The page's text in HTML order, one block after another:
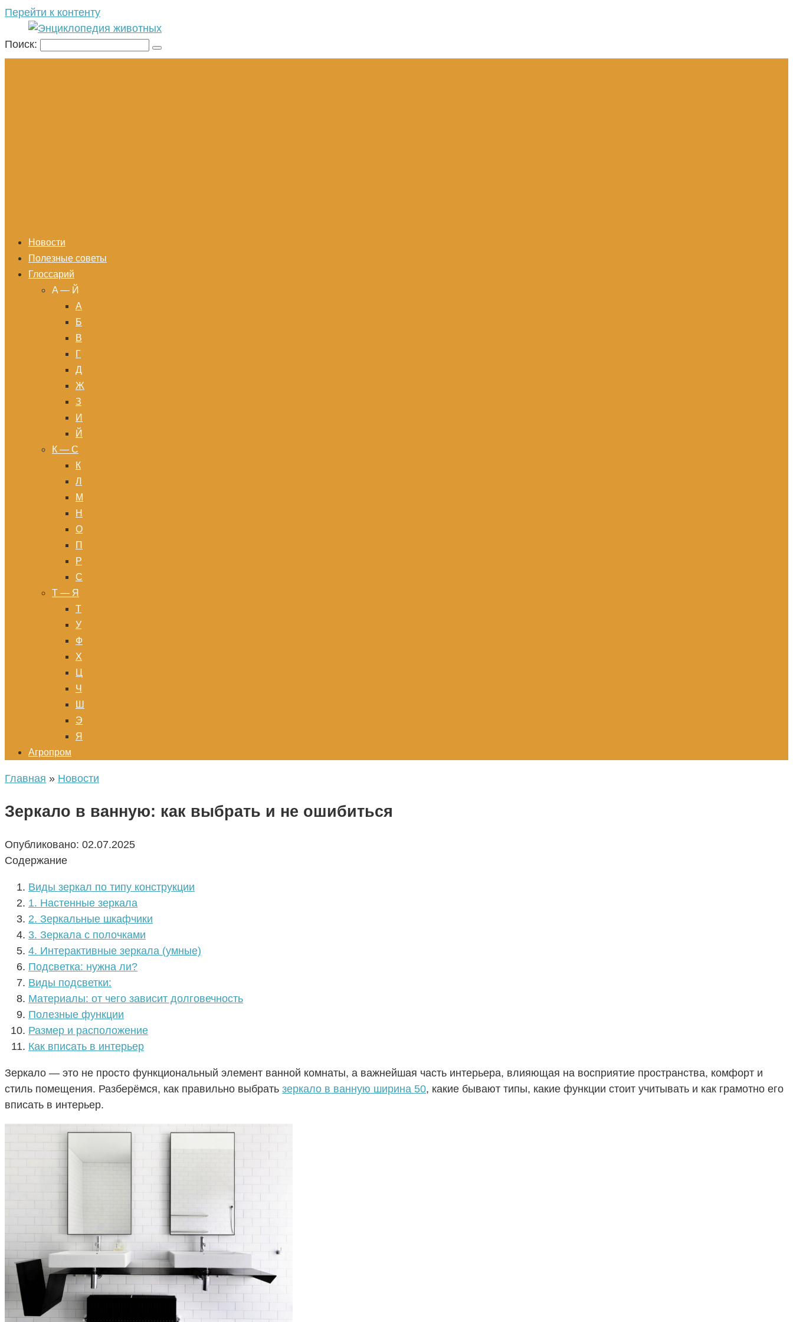
Перейти к контенту
Поиск:
Новости
Полезные советы
Глоссарий
A — Й
А
Б
В
Г
Д
Ж
З
И
Й
К — С
К
Л
М
Н
О
П
Р
С
Т — Я
Т
У
Ф
Х
Ц
Ч
Ш
Э
Я
Агропром
Главная » Новости
Зеркало в ванную: как выбрать и не ошибиться
Опубликовано: 02.07.2025
Содержание
Виды зеркал по типу конструкции
1. Настенные зеркала
2. Зеркальные шкафчики
3. Зеркала с полочками
4. Интерактивные зеркала (умные)
Подсветка: нужна ли?
Виды подсветки:
Материалы: от чего зависит долговечность
Полезные функции
Размер и расположение
Как вписать в интерьер
Зеркало — это не просто функциональный элемент ванной комнаты, а важнейшая часть интерьера, влияющая на восприятие пространства, комфорт и
стиль помещения. Разберёмся, как правильно выбрать зеркало в ванную ширина 50, какие бывают типы, какие функции стоит учитывать и как грамотно его
вписать в интерьер.